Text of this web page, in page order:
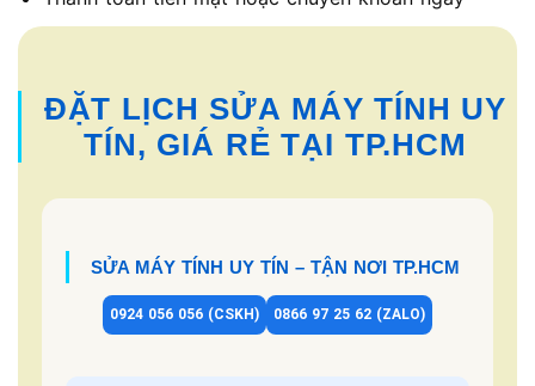
ĐẶT LỊCH SỬA MÁY TÍNH UY
TÍN, GIÁ RẺ TẠI TP.HCM
SỬA MÁY TÍNH UY TÍN – TẬN NƠI TP.HCM
0924 056 056 (CSKH) 0866 97 25 62 (ZALO)